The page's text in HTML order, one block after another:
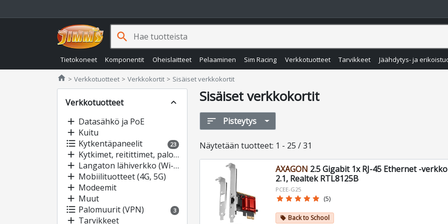
Tietokoneet Komponentit Oheislaitteet Pelaaminen Sim Racing Verkkotuotteet Tarvikkeet Jäähdytys- ja
search
home Jimms.fi
Verkkotuotteet Verkkokortit Sisäiset verkkokortit
Verkkotuotteet
expand_less
add Datasähkö ja PoE
add Kuitu
format_list_bulleted Kytkentäpaneelit 23
add Kytkimet, reitittimet, palomuurit
add Langaton lähiverkko (Wi-Fi)
add Mobiilituotteet (4G, 5G)
add Modeemit
add Muut
format_list_bulleted Palomuurit (VPN) 3
add Tarvikkeet
Sisäiset verkkokortit
sort Pisteytys
Näytetään tuotteet: 1 - 25 / 31
AXAGON 2.5 Gigabit 1x RJ-45 Ethernet -
2.1, Realtek RTL8125B
PCEE-G25
star star star star star (5)
local_offer Back to School